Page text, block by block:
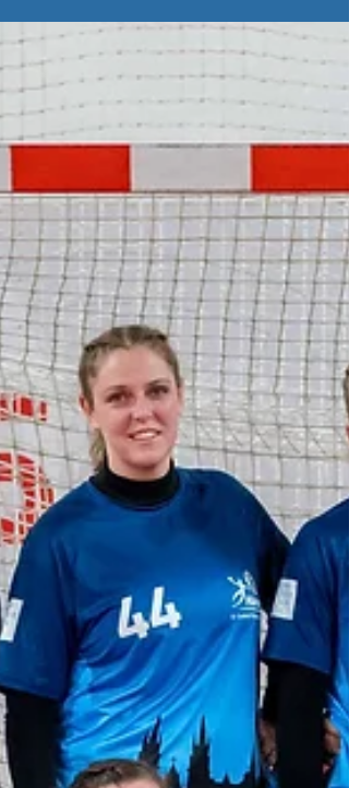
patrech tabulky
Ženy "B" letos bojují o co nejlepší umístění v
pražském přeboru. Soutěž vzhledem ke
formátu umožňuje dohrávání celé řady
zápasů...